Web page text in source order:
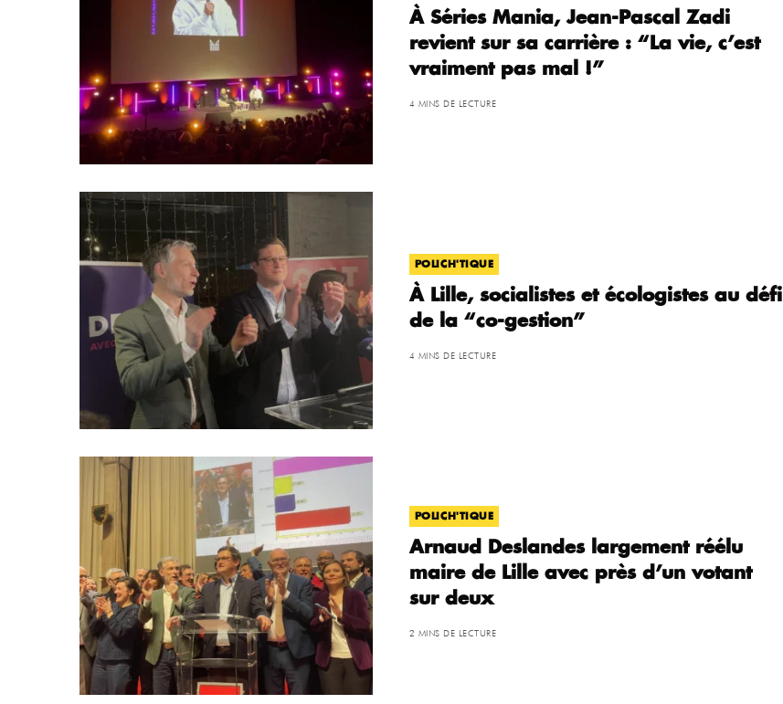
À Séries Mania, Jean-Pascal Zadi
revient sur sa carrière : “La vie, c’est
vraiment pas mal !”
4 MINS DE LECTURE
POLICH'TIQUE
À Lille, socialistes et écologistes au défi
de la “co-gestion”
4 MINS DE LECTURE
POLICH'TIQUE
Arnaud Deslandes largement réélu
maire de Lille avec près d’un votant
sur deux
2 MINS DE LECTURE